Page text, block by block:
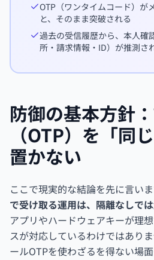
OTP（ワンタイムコード）が
と、そのまま突破される
過去の受信履歴から、本人確
所・請求情報・ID）が推測さ
防御の基本方針
（OTP）を「同
置かない
ここで現実的な結論を先に言いま
で受け取る運用は、隔離なしで
アプリやハードウェアキーが理
スが対応しているわけではあり
ールOTPを使わざるを得ない場面